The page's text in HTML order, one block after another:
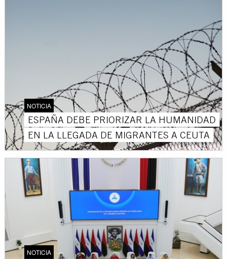
NOTICIA
ESPAÑA DEBE PRIORIZAR LA HUMANIDAD
EN LA LLEGADA DE MIGRANTES A CEUTA
NOTICIA